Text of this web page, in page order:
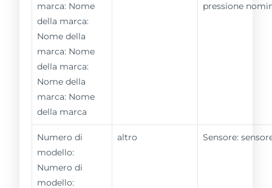
marca: Nome
della marca:
Nome della
marca: Nome
della marca:
Nome della
marca: Nome
della marca
pressione
Numero di
modello:
Numero di
modello:
altro Sensore: